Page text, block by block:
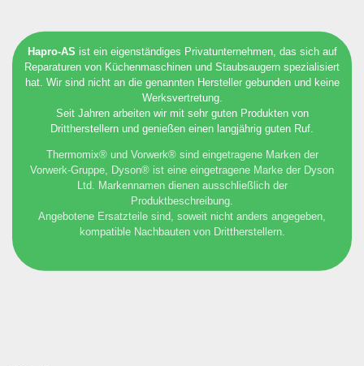
Hapro-AS ist ein eigenständiges Privatunternehmen, das sich auf
Reparaturen von Küchenmaschinen und Staubsaugern spezialisiert
hat. Wir sind nicht an die genannten Hersteller gebunden und keine
Werksvertretung.
Seit Jahren arbeiten wir mit sehr guten Produkten von
Drittherstellern und genießen einen langjährig guten Ruf.
Thermomix® und Vorwerk® sind eingetragene Marken der
Vorwerk-Gruppe, Dyson® ist eine eingetragene Marke der Dyson
Ltd. Markennamen dienen ausschließlich der
Produktbeschreibung.
Angebotene Ersatzteile sind, soweit nicht anders angegeben,
kompatible Nachbauten von Drittherstellern.